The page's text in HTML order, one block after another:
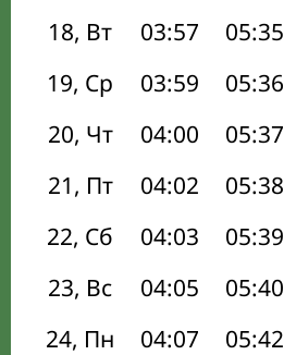
18, Вт
03:57 05:35
19, Ср
03:59 05:36
20, Чт
04:00 05:37
21, Пт
04:02 05:38
22, Сб
04:03 05:39
23, Вс
04:05 05:40
24, Пн
04:07 05:42